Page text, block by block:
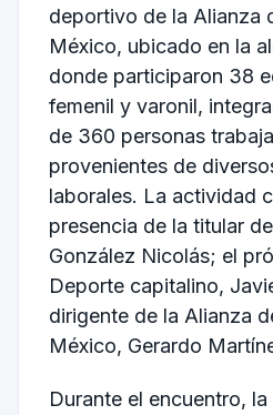
deportivo de la Alianza
México, ubicado en la
donde participaron 38
femenil y varonil,
de 360 personas
provenientes de
laborales. La actividad
presencia de la titular
González Nicolás; el
Deporte capitalino,
dirigente de la Alianza
México, Gerardo
Durante el encuentro,